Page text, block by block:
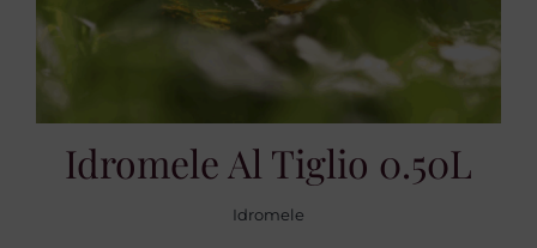
Idromele Al Tiglio 0.50L
Idromele